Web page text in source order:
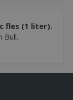
fles (1 liter).
Bull.